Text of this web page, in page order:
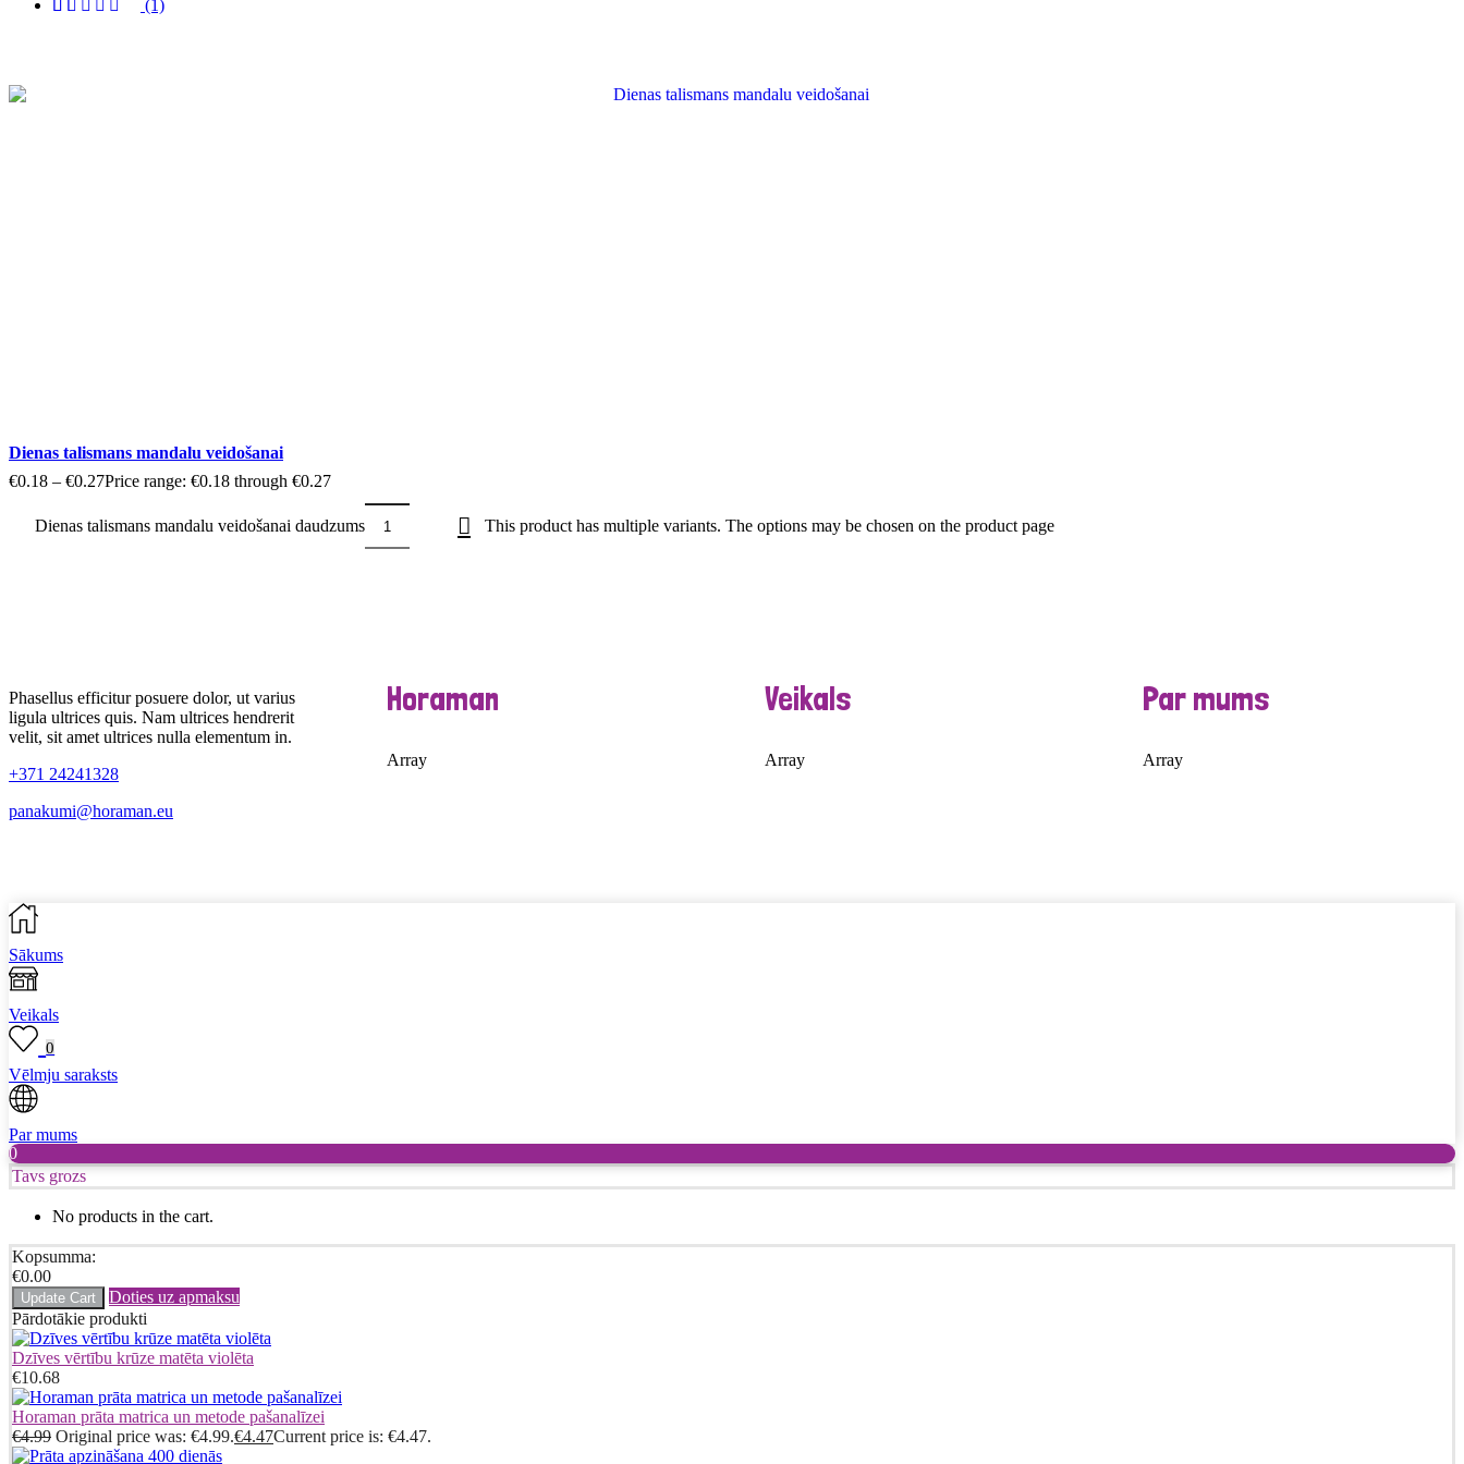
(1)
Dienas talismans mandalu veidošanai
€0.18 – €0.27Price range: €0.18 through €0.27
Dienas talismans mandalu veidošanai daudzums This product has multiple variants. The options may be chosen on the product page
Phasellus efficitur posuere dolor, ut varius
ligula ultrices quis. Nam ultrices hendrerit
velit, sit amet ultrices nulla elementum in.
+371 24241328
panakumi@horaman.eu
Horaman
Array
Veikals
Array
Par mums
Array
Sākums
Veikals
0
Vēlmju saraksts
Par mums
0
Tavs grozs
No products in the cart.
Kopsumma:
€0.00
Update Cart
Doties uz apmaksu
Pārdotākie produkti
Dzīves vērtību krūze matēta violēta
€10.68
Horaman prāta matrica un metode pašanalīzei
€4.99 Original price was: €4.99.€4.47Current price is: €4.47.